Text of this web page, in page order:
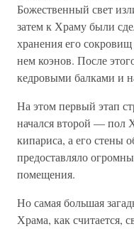
Божественный свет
затем к Храму были
хранения его
нем коэнов. После
кедровыми балками и
На этом первый этап
начался второй — пол
кипариса, а его стены
предоставляло
помещения.
Но самая большая
Храма, как считается,